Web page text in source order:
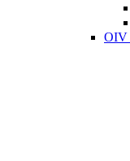
OIV